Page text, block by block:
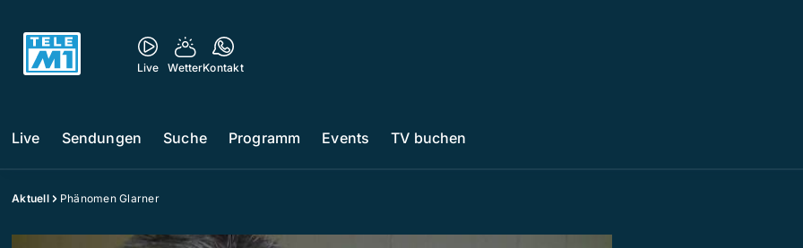
Live WetterKontakt
Live Sendungen Suche Programm Events TV buchen
Aktuell Phänomen Glarner